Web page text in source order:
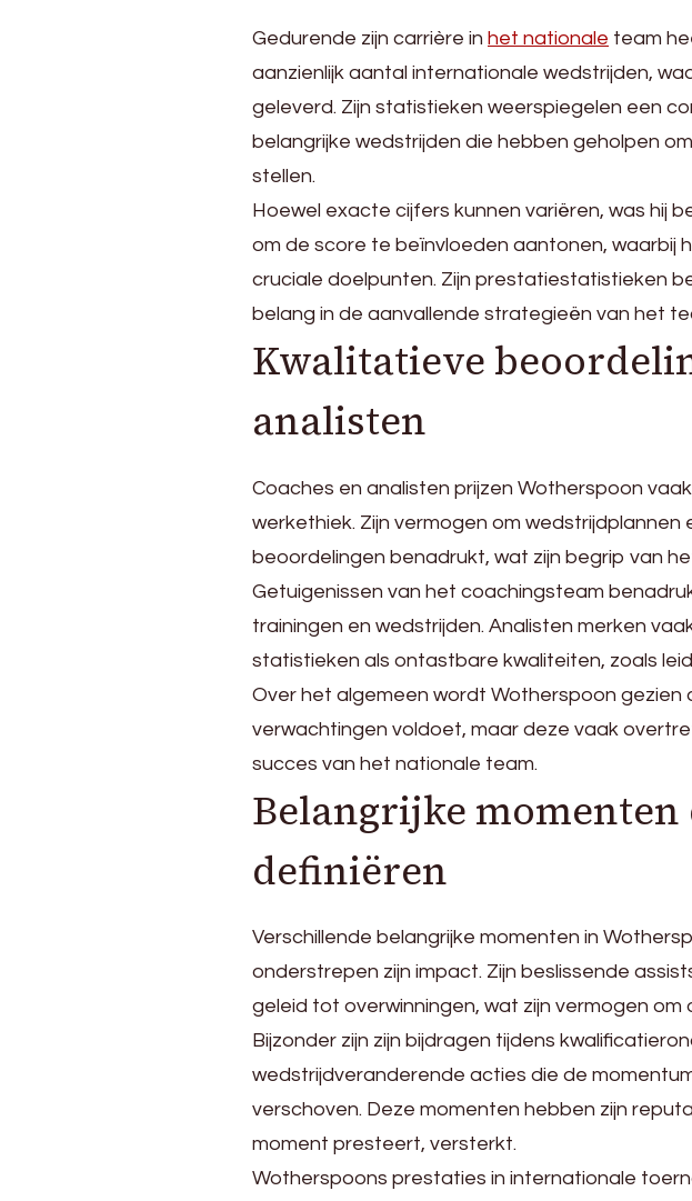
Gedurende zijn carrière in het nationale team
aanzienlijk aantal internationale wedstrijden,
geleverd. Zijn statistieken weerspiegelen een
belangrijke wedstrijden die hebben geholpen
stellen.
Hoewel exacte cijfers kunnen variëren, was hij
om de score te beïnvloeden aantonen, waarbij
cruciale doelpunten. Zijn prestatiestatistieken
belang in de aanvallende strategieën van het
Kwalitatieve
analisten
Coaches en analisten prijzen Wotherspoon
werkethiek. Zijn vermogen om
beoordelingen benadrukt, wat zijn begrip van
Getuigenissen van het coachingsteam
trainingen en wedstrijden. Analisten merken
statistieken als ontastbare kwaliteiten, zoals
Over het algemeen wordt Wotherspoon gezien
verwachtingen voldoet, maar deze vaak
succes van het nationale team.
Belangrijke
definiëren
Verschillende belangrijke momenten in
onderstrepen zijn impact. Zijn beslissende
geleid tot overwinningen, wat zijn vermogen
Bijzonder zijn zijn bijdragen tijdens
wedstrijdveranderende acties die de
verschoven. Deze momenten hebben zijn
moment presteert, versterkt.
Wotherspoons prestaties in internationale